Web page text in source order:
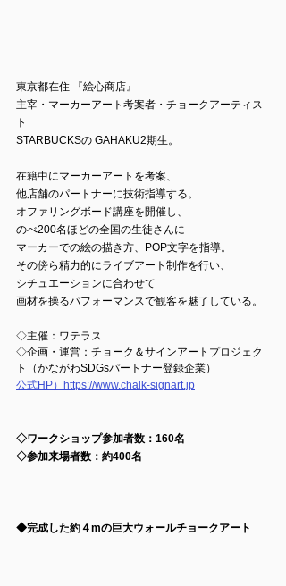
東京都在住 『絵心商店』
主宰・マーカーアート考案者・チョークアーティス
ト
STARBUCKSの GAHAKU2期生。
在籍中にマーカーアートを考案、
他店舗のパートナーに技術指導する。
オファリングボード講座を開催し、
のべ200名ほどの全国の生徒さんに
マーカーでの絵の描き方、POP文字を指導。
その傍ら精力的にライブアート制作を行い、
シチュエーションに合わせて
画材を操るパフォーマンスで観客を魅了している。
◇主催：ワテラス
◇企画・運営：チョーク＆サインアートプロジェク
ト（かながわSDGsパートナー登録企業）
公式HP）https://www.chalk-signart.jp
◇ワークショップ参加者数：160名
◇参加来場者数：約400名
◆完成した約４mの巨大ウォールチョークアート